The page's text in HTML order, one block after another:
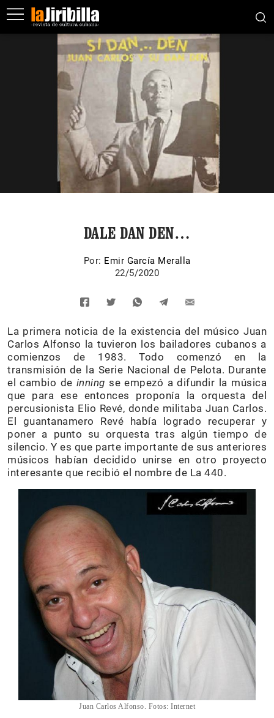
DALE DAN DEN…
Por: Emir García Meralla
22/5/2020
La primera noticia de la existencia del músico Juan
Carlos Alfonso la tuvieron los bailadores cubanos a
comienzos de 1983. Todo comenzó en la
transmisión de la Serie Nacional de Pelota. Durante
el cambio de inning se empezó a difundir la música
que para ese entonces proponía la orquesta del
percusionista Elio Revé, donde militaba Juan Carlos.
El guantanamero Revé había logrado recuperar y
poner a punto su orquesta tras algún tiempo de
silencio. Y es que parte importante de sus anteriores
músicos habían decidido unirse en otro proyecto
interesante que recibió el nombre de La 440.
Juan Carlos Alfonso. Fotos: Internet